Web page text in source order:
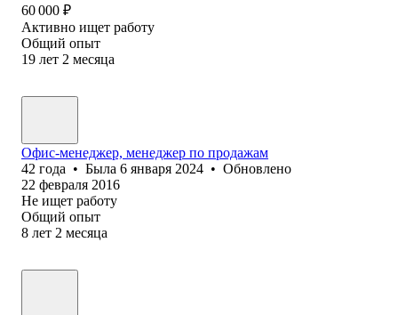
60 000 ₽
Активно ищет работу
Общий опыт
19 лет 2 месяца
Офис-менеджер, менеджер по продажам
42 года • Была 6 января 2024 • Обновлено
22 февраля 2016
Не ищет работу
Общий опыт
8 лет 2 месяца